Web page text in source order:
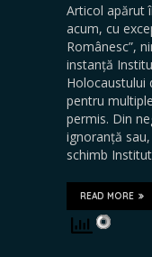
Articol apărut
acum, cu
Românesc”,
instanță
Holocaustului
pentru
permis. Din
ignoranță sau,
schimb
READ MORE